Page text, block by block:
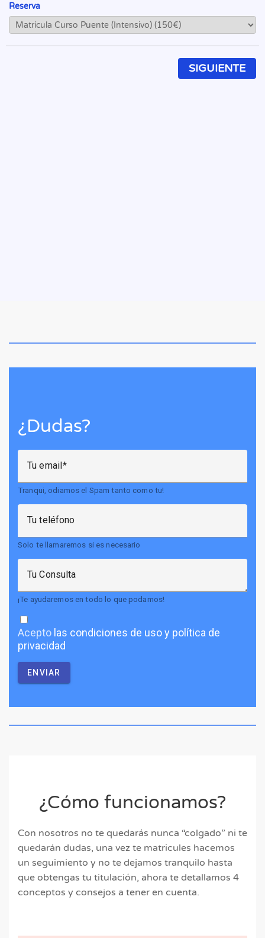
Reserva
SIGUIENTE
¿Dudas?
Tu email
Tranqui, odiamos el Spam tanto como tu!
Tu teléfono
Solo te llamaremos si es necesario
Tu Consulta
¡Te ayudaremos en todo lo que podamos!
Acepto las condiciones de uso y política de
privacidad
ENVIAR
¿Cómo funcionamos?
Con nosotros no te quedarás nunca “colgado” ni te
quedarán dudas, una vez te matricules hacemos
un seguimiento y no te dejamos tranquilo hasta
que obtengas tu titulación, ahora te detallamos 4
conceptos y consejos a tener en cuenta.